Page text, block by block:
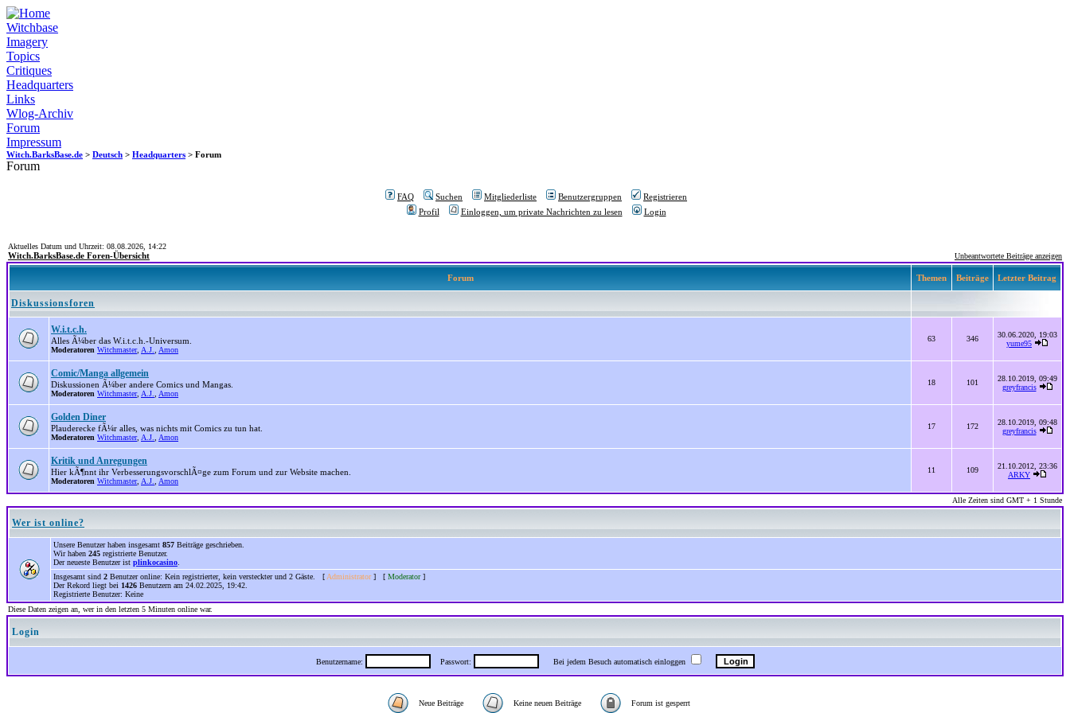
Witchbase
Imagery
Topics
Critiques
Headquarters
Links
Wlog-Archiv
Forum
Impressum
Witch.BarksBase.de > Deutsch > Headquarters > Forum
Forum
FAQ Suchen Mitgliederliste Benutzergruppen
Registrieren
Profil
Einloggen, um private Nachrichten zu lesen Login
Aktuelles Datum und Uhrzeit: 08.08.2026, 14:22
Witch.BarksBase.de Foren-Übersicht Unbeantwortete Beiträge anzeigen
Forum Themen Beiträge Letzter Beitrag
Diskussionsforen
W.i.t.c.h.
Alles Ã¼ber das W.i.t.c.h.-Universum.
Moderatoren Witchmaster, A.J. Amon
63 346
30.06.2020, 19:03
yume95
Comic/Manga allgemein
Diskussionen Ã¼ber andere Comics und Mangas.
Moderatoren Witchmaster, A.J. Amon
18 101
28.10.2019, 09:49
greyfrancis
Golden Diner
Plauderecke fÃ¼r alles, was nichts mit Comics zu tun hat.
Moderatoren Witchmaster, A.J. Amon
17 172
28.10.2019, 09:48
greyfrancis
Kritik und Anregungen
Hier kÃ¶nnt ihr VerbesserungsvorschlÃ¤ge zum Forum und zur Website machen.
Moderatoren Witchmaster, A.J. Amon
11 109
21.10.2012, 23:36
ARKY
Alle Zeiten sind GMT + 1 Stunde
Wer ist online?
Unsere Benutzer haben insgesamt 857 Beiträge geschrieben.
Wir haben 245 registrierte Benutzer.
Der neueste Benutzer ist plinkocasino
Insgesamt sind 2 Benutzer online: Kein registrierter, kein versteckter und 2 Gäste. [ Administrator] [ Moderator]
Der Rekord liegt bei 1426 Benutzern am 24.02.2025, 19:42.
Registrierte Benutzer: Keine
Diese Daten zeigen an, wer in den letzten 5 Minuten online war.
Login
Benutzername: Passwort: Bei jedem Besuch automatisch einloggen
Neue Beiträge Keine neuen Beiträge Forum ist gesperrt